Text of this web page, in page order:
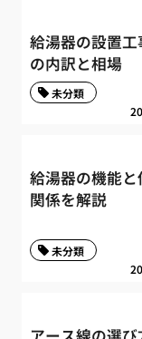
給湯器の設置工
の内訳と相場
未分類
給湯器の機能と
関係を解説
未分類